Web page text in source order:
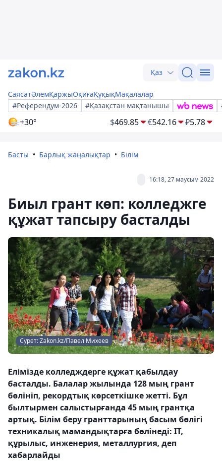
Қаз
СаясатӘлемҚаржыОқиғаҚұқықМақалалар
#Референдум-2026
#Қазақстан мақтанышы
+30° $469.85 €542.16 ₽5.78
Басты Барлық жаңалықтар Білім
16:18, 27 маусым 2022
Биыл грант көп: колледжге
құжат тапсыру басталды
Сурет: Zakon.kz/Павел Михеев
Елімізде колледждерге құжат қабылдау
басталды. Балалар жылында 128 мың грант
бөлініп, рекордтық көрсеткішке жетті. Бұл
былтырмен салыстырғанда 45 мың грантқа
артық. Білім беру гранттарының басым бөлігі
техникалық мамандықтарға бөлінеді: IT,
құрылыс, инженерия, металлургия, деп
хабарлайды